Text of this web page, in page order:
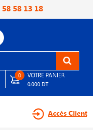
58 58 13 18
0 VOTRE PANIER
0.000 DT
Accès Client